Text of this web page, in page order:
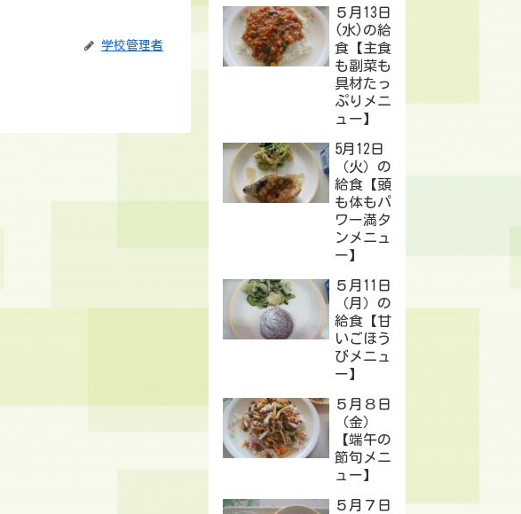
学校管理者
５月13日
(水)の給
食【主食
も副菜も
具材たっ
ぷりメニ
ュー】
5月12日
（火）の
給食【頭
も体もパ
ワー満タ
ンメニュ
ー】
５月11日
（月）の
給食【甘
いごほう
びメニュ
ー】
５月８日
（金）
【端午の
節句メニ
ュー】
５月７日